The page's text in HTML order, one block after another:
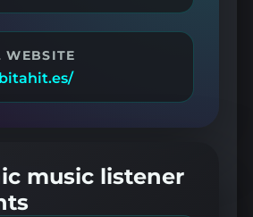
WEBSITE
music listener